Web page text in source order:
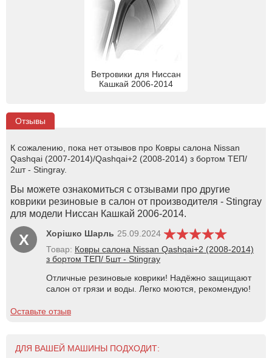
Ветровики для Ниссан
Кашкай 2006-2014
Отзывы
К сожалению, пока нет отзывов про Ковры салона Nissan
Qashqai (2007-2014)/Qashqai+2 (2008-2014) з бортом ТЕП/
2шт - Stingray.
Вы можете ознакомиться с отзывами про другие
коврики резиновые в салон от производителя - Stingray
для модели Ниссан Кашкай 2006-2014.
Х Хорішко Шарль 25.09.2024
Товар: Ковры салона Nissan Qashqai+2 (2008-2014)
з бортом ТЕП/ 5шт - Stingray
Отличные резиновые коврики! Надёжно защищают
салон от грязи и воды. Легко моются, рекомендую!
Оставьте отзыв
ДЛЯ ВАШЕЙ МАШИНЫ ПОДХОДИТ: